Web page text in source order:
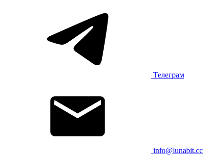
Телеграм
info@lunabit.cc